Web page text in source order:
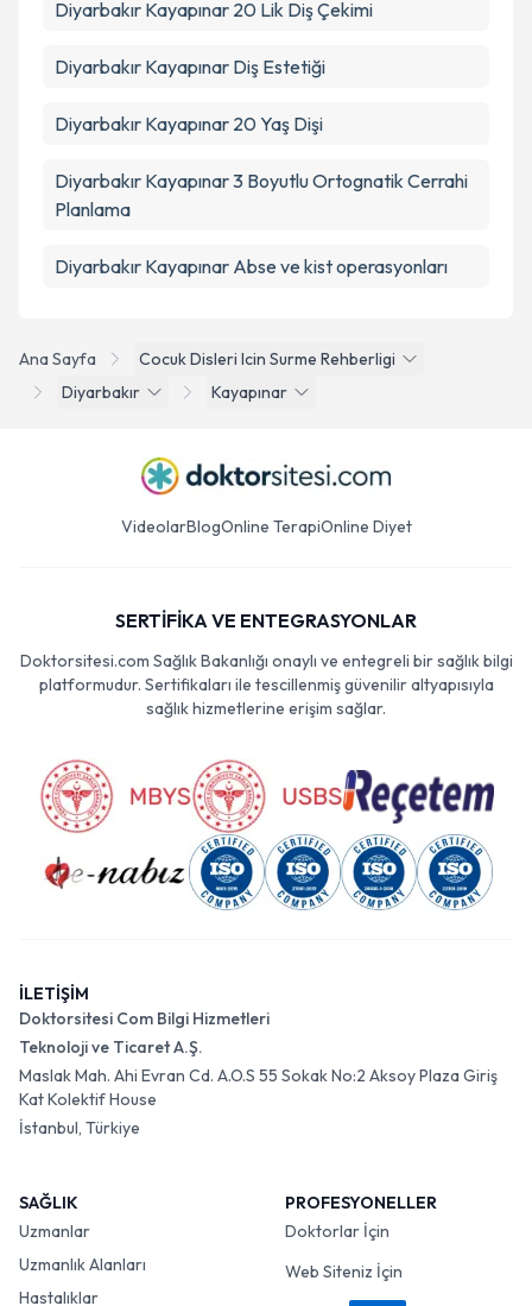
Ana Sayfa
Cocuk Disleri Icin Surme Rehberligi
Diyarbakır
Kayapınar
Diyarbakır Kayapınar 20 Lik Diş Çekimi
Diyarbakır Kayapınar Diş Estetiği
Diyarbakır Kayapınar 20 Yaş Dişi
Diyarbakır Kayapınar 3 Boyutlu Ortognatik Cerrahi
Planlama
Diyarbakır Kayapınar Abse ve kist operasyonları
VideolarBlogOnline TerapiOnline Diyet
SERTİFİKA VE ENTEGRASYONLAR
Doktorsitesi.com Sağlık Bakanlığı onaylı ve entegreli bir sağlık bilgi
platformudur. Sertifikaları ile tescillenmiş güvenilir altyapısıyla
sağlık hizmetlerine erişim sağlar.
İLETİŞİM
Doktorsitesi Com Bilgi Hizmetleri
Teknoloji ve Ticaret A.Ş.
Maslak Mah. Ahi Evran Cd. A.O.S 55 Sokak No:2 Aksoy Plaza Giriş
Kat Kolektif House
İstanbul, Türkiye
SAĞLIK
Uzmanlar
Uzmanlık Alanları
Hastalıklar
PROFESYONELLER
Doktorlar İçin
Web Siteniz İçin